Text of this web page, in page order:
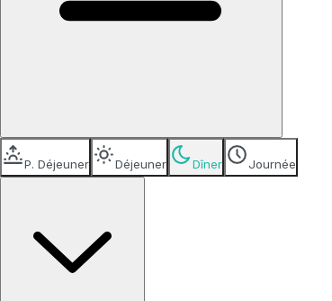
P. Déjeuner Déjeuner Dîner Journée